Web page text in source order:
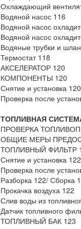
Охлаждающий
Водяной насос 116
Водяной насос
Водяной насос
Водяные трубки и
Термостат 118
АКСЕЛЕРАТОР 120
КОМПОНЕНТЫ 120
Снятие и установка 120
Проверка после
ТОПЛИВНАЯ СИСТЕМА
ПРОВЕРКА
ОБЩИЕ МЕРЫ
ТОПЛИВНЫЙ ФИЛЬТР
Снятие и установка 122
Проверка после
Разборка 122/ Сборка
Прокачка воздуха 122
Слив воды из
Датчик топливного
ТОПЛИВНЫЙ БАК 123